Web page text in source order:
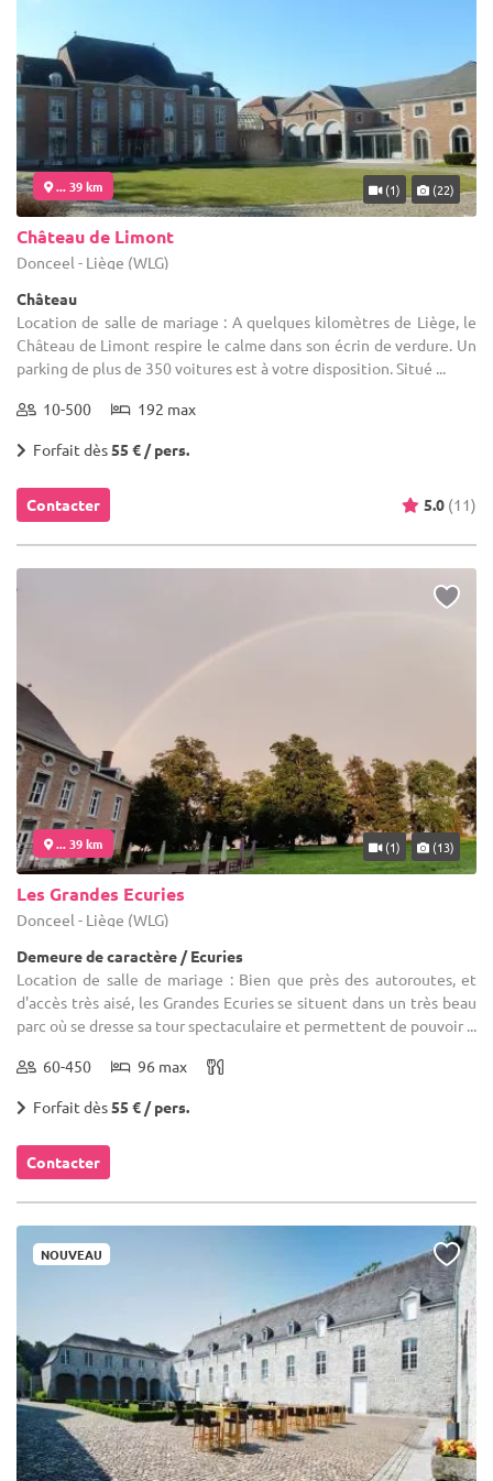
... 39 km (1) (22)
Château de Limont
Donceel - Liège (WLG)
Château
Location de salle de mariage : A quelques kilomètres de Liège, le
Château de Limont respire le calme dans son écrin de verdure. Un
parking de plus de 350 voitures est à votre disposition. Situé ...
10-500 192 max
Forfait dès55 € / pers.
Contacter 5.0 (11)
... 39 km (1) (13)
Les Grandes Ecuries
Donceel - Liège (WLG)
Demeure de caractère / Ecuries
Location de salle de mariage : Bien que près des autoroutes, et
d'accès très aisé, les Grandes Ecuries se situent dans un très beau
parc où se dresse sa tour spectaculaire et permettent de pouvoir ...
60-450 96 max
Forfait dès55 € / pers.
Contacter
NOUVEAU